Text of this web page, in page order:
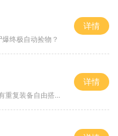
终极自动捡物？
详情
复装备自由搭配私
详情